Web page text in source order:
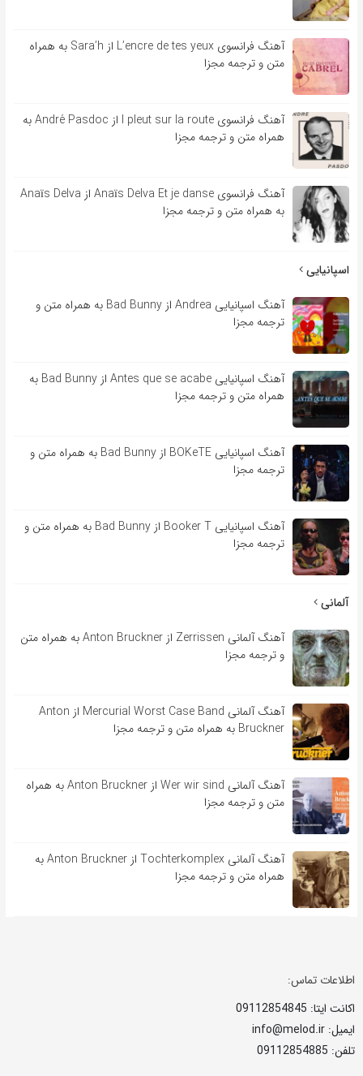
آهنگ فرانسوی L’encre de tes yeux از Sara’h به همراه
متن و ترجمه مجزا
آهنگ فرانسوی l pleut sur la route از André Pasdoc به
همراه متن و ترجمه مجزا
آهنگ فرانسوی Anaïs Delva Et je danse از Anaïs Delva
به همراه متن و ترجمه مجزا
اسپانیایی
آهنگ اسپانیایی Andrea از Bad Bunny به همراه متن و
ترجمه مجزا
آهنگ اسپانیایی Antes que se acabe از Bad Bunny به
همراه متن و ترجمه مجزا
آهنگ اسپانیایی BOKeTE از Bad Bunny به همراه متن و
ترجمه مجزا
آهنگ اسپانیایی Booker T از Bad Bunny به همراه متن و
ترجمه مجزا
آلمانی
آهنگ آلمانی Zerrissen از Anton Bruckner به همراه متن
و ترجمه مجزا
آهنگ آلمانی Mercurial Worst Case Band از Anton
Bruckner به همراه متن و ترجمه مجزا
آهنگ آلمانی Wer wir sind از Anton Bruckner به همراه
متن و ترجمه مجزا
آهنگ آلمانی Tochterkomplex از Anton Bruckner به
همراه متن و ترجمه مجزا
اطلاعات تماس:
اکانت ایتا: 09112854845
ایمیل: info@melod.ir
تلفن: 09112854885